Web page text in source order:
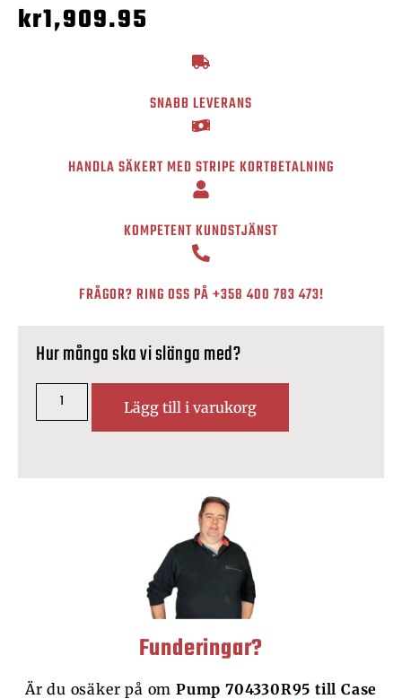
kr1,909.95
SNABB LEVERANS
HANDLA SÄKERT MED STRIPE KORTBETALNING
KOMPETENT KUNDSTJÄNST
FRÅGOR? RING OSS PÅ+358 400 783 473!
Hur många ska vi slänga med?
Lägg till i varukorg
Funderingar?
Är du osäker på om Pump 704330R95 till Case